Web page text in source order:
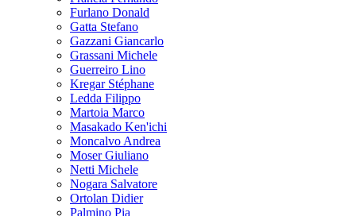
Furlano Donald
Gatta Stefano
Gazzani Giancarlo
Grassani Michele
Guerreiro Lino
Kregar Stéphane
Ledda Filippo
Martoia Marco
Masakado Ken'ichi
Moncalvo Andrea
Moser Giuliano
Netti Michele
Nogara Salvatore
Ortolan Didier
Palmino Pia